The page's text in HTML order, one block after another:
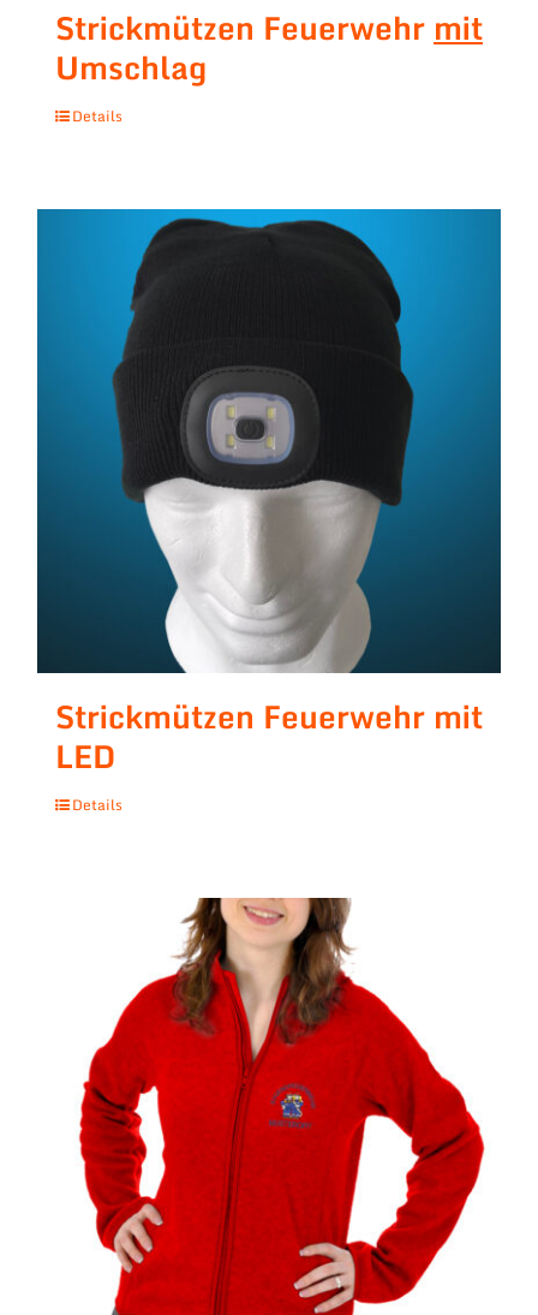
Strickmützen Feuerwehr mit
Umschlag
Details
Strickmützen Feuerwehr mit
LED
Details